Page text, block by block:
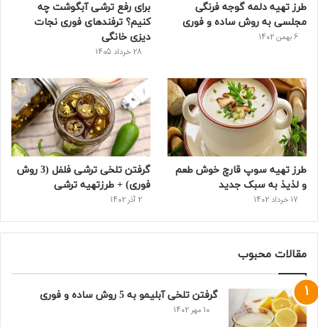
ت
طرز تهیه دلمه گوجه فرنگی
مجلسی به روش ساده و فوری
6 بهمن 1402
برای رفع ترشی آبگوشت چه
کنیم؟ ترفندهای فوری نجات
دیزی خانگی
28 خرداد 1405
طرز تهیه سوپ قارچ خوش طعم
و لذیذ به سبک جدید
17 خرداد 1402
گرفتن تلخی ترشی فلفل (3 روش
فوری) + طرزتهیه ترشی
2 آذر 1402
مقالات محبوب
گرفتن تلخی آبلیمو به 5 روش ساده و فوری
10 مهر 1402